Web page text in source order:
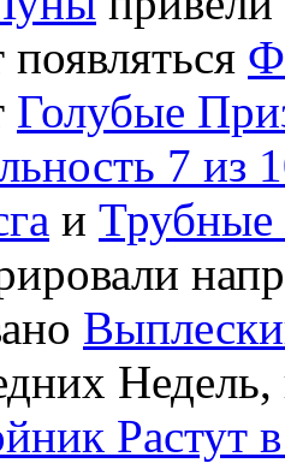
Голубые
7 из
и Трубные
Недель,
Растут